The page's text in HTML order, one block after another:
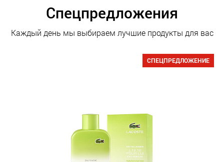
Спецпредложения
Каждый день мы выбираем лучшие продукты для вас
СПЕЦПРЕДЛОЖЕНИЕ